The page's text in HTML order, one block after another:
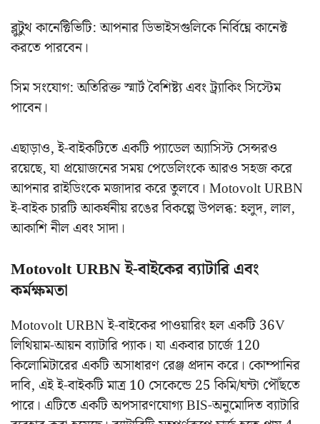
ব্লুটুথ কানেক্টিভিটি: আপনার ডিভাইসগুলিকে নির্বিঘ্নে কানেক্ট
করতে পারবেন।
সিম সংযোগ: অতিরিক্ত স্মার্ট বৈশিষ্ট্য এবং ট্র্যাকিং সিস্টেম
পাবেন।
এছাড়াও, ই-বাইকটিতে একটি প্যাডেল অ্যাসিস্ট সেন্সরও
রয়েছে, যা প্রয়োজনের সময় পেডেলিংকে আরও সহজ করে
আপনার রাইডিংকে মজাদার করে তুলবে। Motovolt URBN
ই-বাইক চারটি আকর্ষনীয় রঙের বিকল্পে উপলব্ধ: হলুদ, লাল,
আকাশি নীল এবং সাদা।
Motovolt URBN ই-বাইকের ব্যাটারি এবং
কর্মক্ষমতা
Motovolt URBN ই-বাইকের পাওয়ারিং হল একটি 36V
লিথিয়াম-আয়ন ব্যাটারি প্যাক। যা একবার চার্জে 120
কিলোমিটারের একটি অসাধারণ রেঞ্জ প্রদান করে। কোম্পানির
দাবি, এই ই-বাইকটি মাত্র 10 সেকেন্ডে 25 কিমি/ঘন্টা পৌঁছতে
পারে। এটিতে একটি অপসারণযোগ্য BIS-অনুমোদিত ব্যাটারি